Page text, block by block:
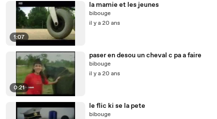
1:07
la mamie et les jeunes
bibouge
il y a 20 ans
0:21
paser en desou un cheval c pa a faire
bibouge
il y a 20 ans
le flic ki se la pete
bibouge